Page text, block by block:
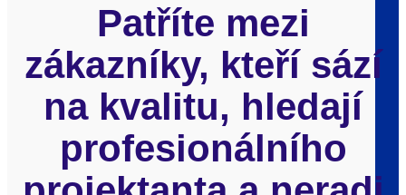
Patříte mezi
zákazníky, kteří sází
na kvalitu, hledají
profesionálního